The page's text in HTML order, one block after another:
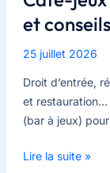
et
25 juillet 2026
Droit d’entrée,
et restauration…
(bar à jeux)
Café-
Lire la suite »